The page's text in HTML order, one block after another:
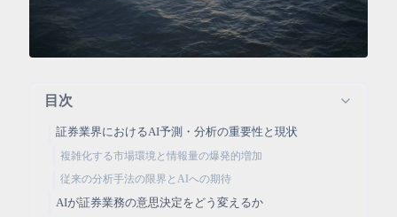
目次
証券業界におけるAI予測・分析の重要性と現状
複雑化する市場環境と情報量の爆発的増加
従来の分析手法の限界とAIへの期待
AIが証券業務の意思決定をどう変えるか